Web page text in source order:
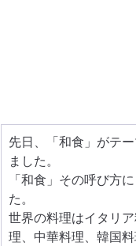
先日、「和食」がテ
ました。
「和食」その呼び方
た。
世界の料理はイタリ
理、中華料理、韓国